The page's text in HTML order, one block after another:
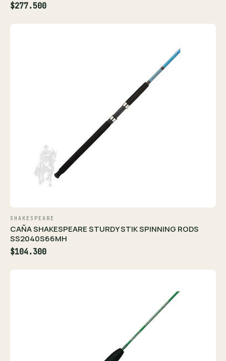
$277.500
SHAKESPEARE
CAÑA SHAKESPEARE STURDY STIK SPINNING RODS
SS2040S66MH
$104.300